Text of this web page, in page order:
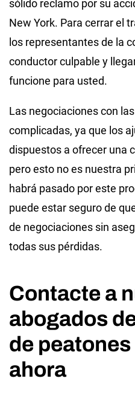
sólido reclamo por su
New York. Para cerrar el
los representantes de la
conductor culpable y
funcione para usted.
Las negociaciones con
complicadas, ya que los
dispuestos a ofrecer una
pero esto no es nuestra
habrá pasado por este
puede estar seguro de
de negociaciones sin
todas sus pérdidas.
Contacte a
abogados
de peatones
ahora